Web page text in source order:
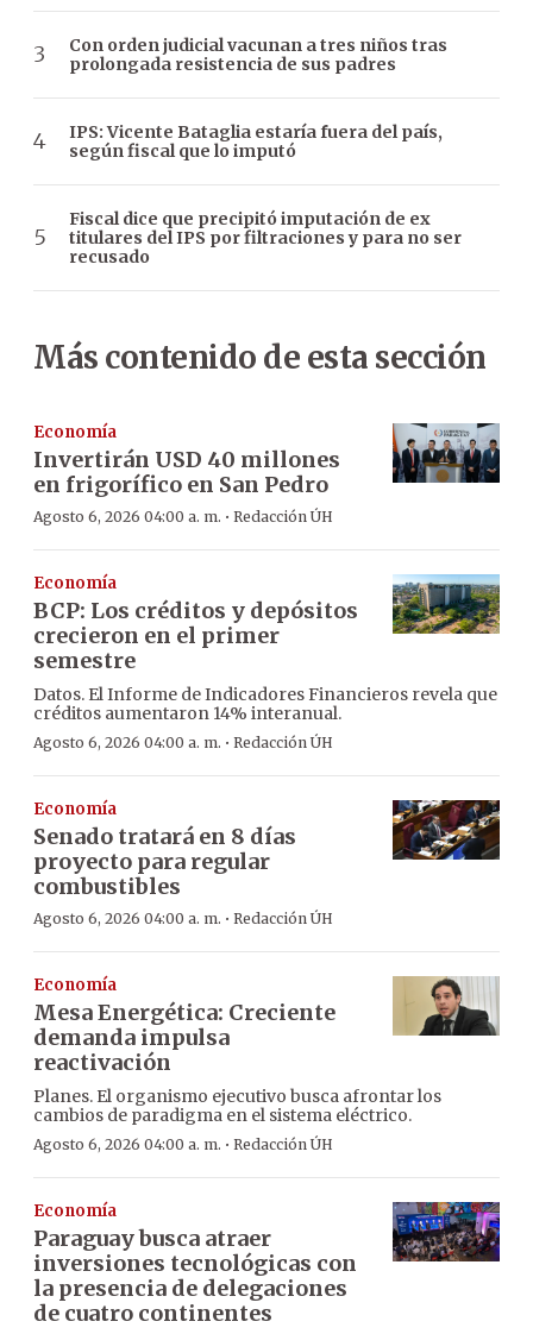
Con orden judicial vacunan a tres niños tras
prolongada resistencia de sus padres
IPS: Vicente Bataglia estaría fuera del país,
según fiscal que lo imputó
Fiscal dice que precipitó imputación de ex
titulares del IPS por filtraciones y para no ser
recusado
Más contenido de esta sección
Economía
Invertirán USD 40 millones
en frigorífico en San Pedro
Agosto 6, 2026 04:00 a. m. · Redacción ÚH
Economía
BCP: Los créditos y depósitos
crecieron en el primer
semestre
Datos. El Informe de Indicadores Financieros revela que
créditos aumentaron 14% interanual.
Agosto 6, 2026 04:00 a. m. · Redacción ÚH
Economía
Senado tratará en 8 días
proyecto para regular
combustibles
Agosto 6, 2026 04:00 a. m. · Redacción ÚH
Economía
Mesa Energética: Creciente
demanda impulsa
reactivación
Planes. El organismo ejecutivo busca afrontar los
cambios de paradigma en el sistema eléctrico.
Agosto 6, 2026 04:00 a. m. · Redacción ÚH
Economía
Paraguay busca atraer
inversiones tecnológicas con
la presencia de delegaciones
de cuatro continentes